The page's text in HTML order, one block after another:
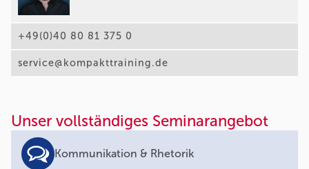
+49(0)40 80 81 375 0
service@kompakttraining.de
Unser vollständiges Seminarangebot
Kommunikation & Rhetorik